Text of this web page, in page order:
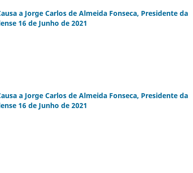
a Jorge Carlos de Almeida Fonseca, Presidente da
16 de Junho de 2021
a Jorge Carlos de Almeida Fonseca, Presidente da
16 de Junho de 2021